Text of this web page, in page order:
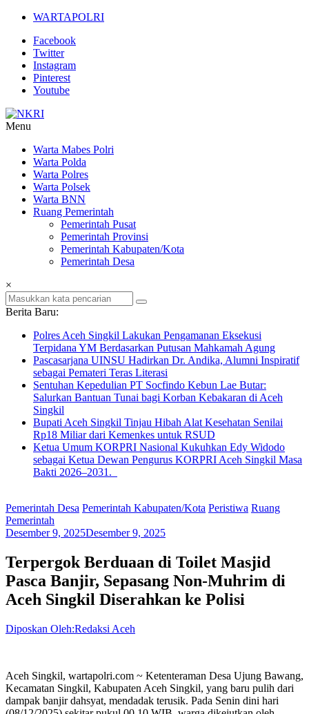
Lompat
konten
WARTAPOLRI
Facebook
Twitter
Instagram
Pinterest
Youtube
Jurnalisme
Positif
Menu
Warta Mabes Polri
Warta Polda
Warta Polres
Warta Polsek
Warta BNN
Ruang Pemerintah
Pemerintah Pusat
Pemerintah Provinsi
Pemerintah Kabupaten/Kota
Pemerintah Desa
×
Berita Baru:
Polres Aceh Singkil Lakukan Pengamanan Eksekusi
Terpidana YM Berdasarkan Putusan Mahkamah Agung
Pascasarjana UINSU Hadirkan Dr. Andika, Alumni Inspiratif
sebagai Pemateri Teras Literasi
Sentuhan Kepedulian PT Socfindo Kebun Lae Butar:
Salurkan Bantuan Tunai bagi Korban Kebakaran di Aceh
Singkil
Bupati Aceh Singkil Tinjau Hibah Alat Kesehatan Senilai
Rp18 Miliar dari Kemenkes untuk RSUD
Ketua Umum KORPRI Nasional Kukuhkan Edy Widodo
sebagai Ketua Dewan Pengurus KORPRI Aceh Singkil Masa
Bakti 2026–2031.
Pemerintah Desa Pemerintah Kabupaten/Kota Peristiwa Ruang
Pemerintah
Desember 9, 2025Desember 9, 2025
Terpergok Berduaan di Toilet Masjid
Pasca Banjir, Sepasang Non-Muhrim di
Aceh Singkil Diserahkan ke Polisi
Diposkan Oleh:Redaksi Aceh
Aceh Singkil, wartapolri.com ~ Ketenteraman Desa Ujung Bawang,
Kecamatan Singkil, Kabupaten Aceh Singkil, yang baru pulih dari
dampak banjir dahsyat, mendadak terusik. Pada Senin dini hari